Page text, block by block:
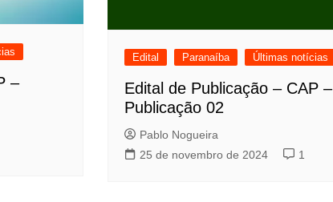
–
Edital Paranaíba Últimas notícias
Edital de Publicação – CAP –
Publicação 02
Pablo Nogueira
25 de novembro de 2024
1